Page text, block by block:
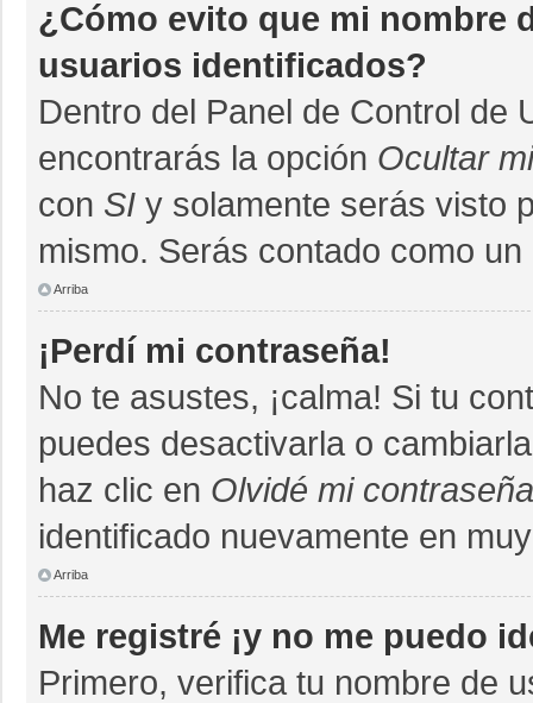
¿Cómo evito que mi nombre
usuarios identificados?
Dentro del Panel de Control de
encontrarás la opción Ocultar
con SI y solamente serás visto
mismo. Serás contado como
Arriba
¡Perdí mi contraseña!
No te asustes, ¡calma! Si tu
puedes desactivarla o
haz clic en Olvidé mi contraseña
identificado nuevamente en
Arriba
Me registré ¡y no me puedo
Primero, verifica tu nombre de